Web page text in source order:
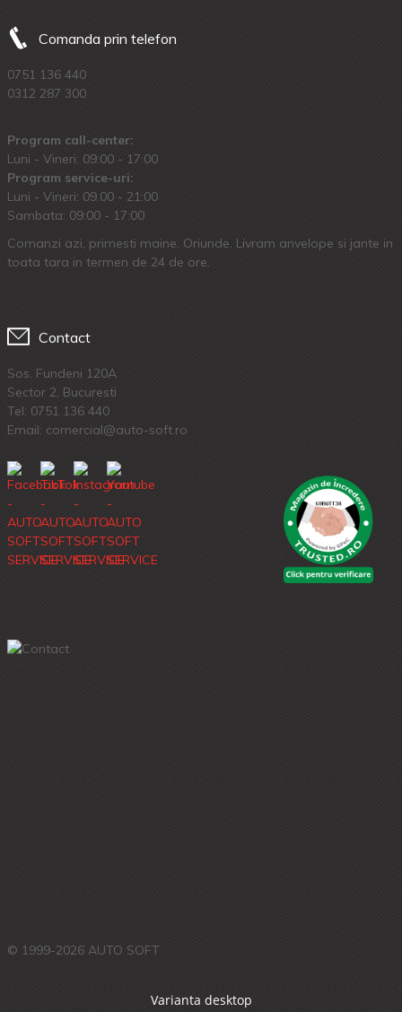
Comanda prin telefon
0751 136 440
0312 287 300
Program call-center:
Luni - Vineri: 09:00 - 17:00
Program service-uri:
Luni - Vineri: 09.00 - 21:00
Sambata: 09:00 - 17:00
Comanzi azi, primesti maine. Oriunde. Livram anvelope si jante in
toata tara in termen de 24 de ore.
Contact
Sos. Fundeni 120A
Sector 2, Bucuresti
Tel: 0751 136 440
Email: comercial@auto-soft.ro
© 1999-2026 AUTO SOFT
Varianta desktop